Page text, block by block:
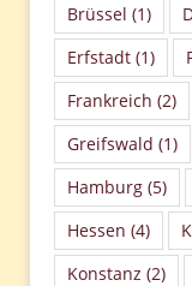
Brüssel (1)
Erfstadt (1)
Frankreich (2)
Greifswald (1)
Hamburg (5)
Hessen (4)
Konstanz (2)